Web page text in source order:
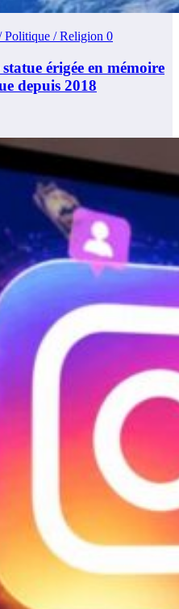
Politique / Religion 0
érigée en mémoire
depuis 2018